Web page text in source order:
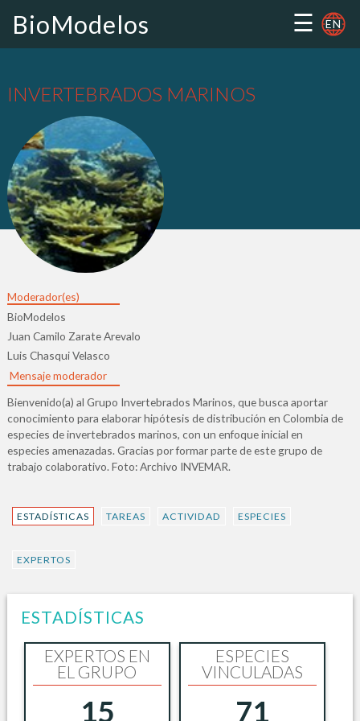
BioModelos ☰ EN
INVERTEBRADOS MARINOS
Moderador(es)
BioModelos
Juan Camilo Zarate Arevalo
Luis Chasqui Velasco
Mensaje moderador
Bienvenido(a) al Grupo Invertebrados Marinos, que busca aportar
conocimiento para elaborar hipótesis de distribución en Colombia de
especies de invertebrados marinos, con un enfoque inicial en
especies amenazadas. Gracias por formar parte de este grupo de
trabajo colaborativo. Foto: Archivo INVEMAR.
ESTADÍSTICAS TAREAS ACTIVIDAD ESPECIES
EXPERTOS
ESTADÍSTICAS
EXPERTOS EN
EL GRUPO
15
ESPECIES
VINCULADAS
71